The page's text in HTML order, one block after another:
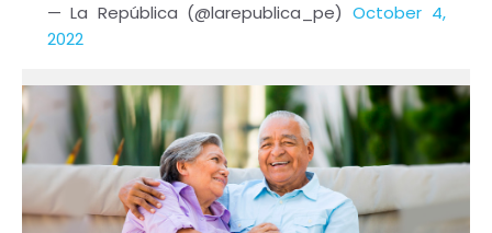
— La República (@larepublica_pe) October 4,
2022